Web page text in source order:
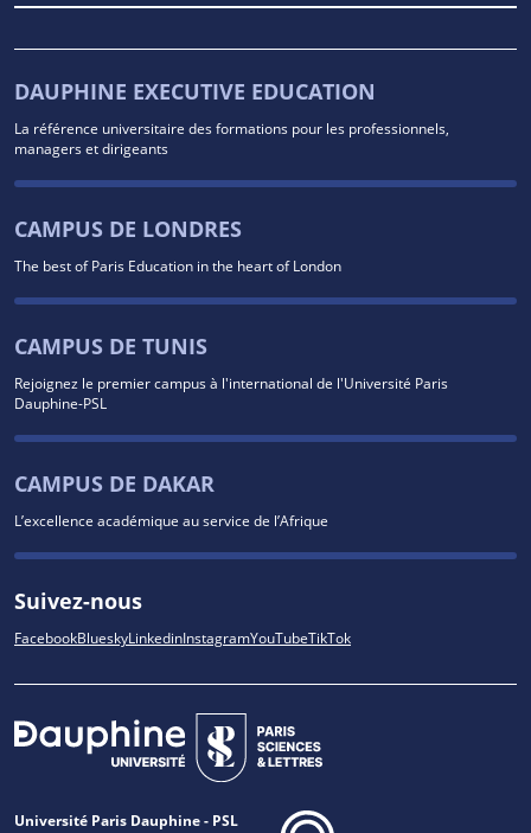
DAUPHINE EXECUTIVE EDUCATION
La référence universitaire des formations pour les professionnels,
managers et dirigeants
CAMPUS DE LONDRES
The best of Paris Education in the heart of London
CAMPUS DE TUNIS
Rejoignez le premier campus à l'international de l'Université Paris
Dauphine-PSL
CAMPUS DE DAKAR
L’excellence académique au service de l’Afrique
Suivez-nous
FacebookBlueskyLinkedinInstagramYouTubeTikTok
Université Paris Dauphine - PSL